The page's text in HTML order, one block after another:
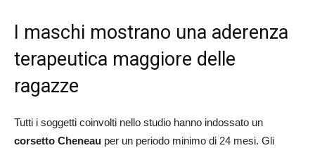
I maschi mostrano una aderenza
terapeutica maggiore delle
ragazze
Tutti i soggetti coinvolti nello studio hanno indossato un
corsetto Cheneau per un periodo minimo di 24 mesi. Gli